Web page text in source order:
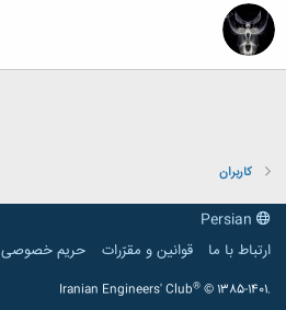
کاربران
ارتباط با ما
قوانین و مقرّرات حریم خصوصی
Iranian Engineers' Club® © 1385-1401.